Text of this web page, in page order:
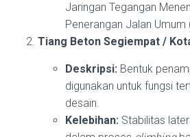
Jaringan Tegangan
Penerangan Jalan Umum
Tiang Beton Segiempat /
Deskripsi: Bentuk
digunakan untuk fungsi
desain.
Kelebihan: Stabilitas